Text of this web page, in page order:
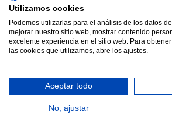
Política de cambios y
devoluciones
Aviso legal
Ofertas
Contacta
Copyright by AutocomDelphi Design
Utilizamos cookies
Podemos utilizarlas para el análisis de los datos
mejorar nuestro sitio web, mostrar contenido
excelente experiencia en el sitio web. Para
las cookies que utilizamos, abre los ajustes.
Aceptar todo
No, ajustar